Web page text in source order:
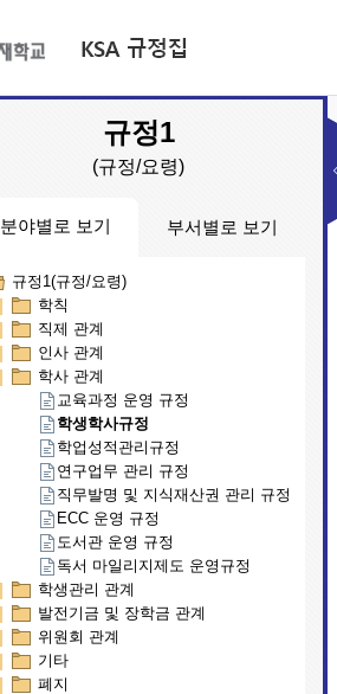
규정1
(규정/요령)
분야별로 보기
규정1(규정/요령)
학칙
직제 관계
인사 관계
학사 관계
교육과정 운영 규정
학생학사규정
학업성적관리규정
연구업무 관리 규정
직무발명 및 지식재산권 관리 규정
ECC 운영 규정
도서관 운영 규정
독서 마일리지제도 운영규정
학생관리 관계
발전기금 및 장학금 관계
위원회 관계
기타
폐지
부서별로 보기
부서별(규정/요령)
교무연구부
대외기획부
학생생활부
행정지원부
인문예술학부
입학팀